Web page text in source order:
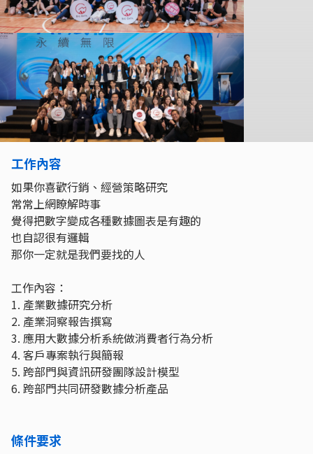
工作內容
如果你喜歡行銷、經營策略研究
常常上網瞭解時事
覺得把數字變成各種數據圖表是有趣的
也自認很有邏輯
那你一定就是我們要找的人
工作內容：
1. 產業數據研究分析
2. 產業洞察報告撰寫
3. 應用大數據分析系統做消費者行為分析
4. 客戶專案執行與簡報
5. 跨部門與資訊研發團隊設計模型
6. 跨部門共同研發數據分析產品
條件要求